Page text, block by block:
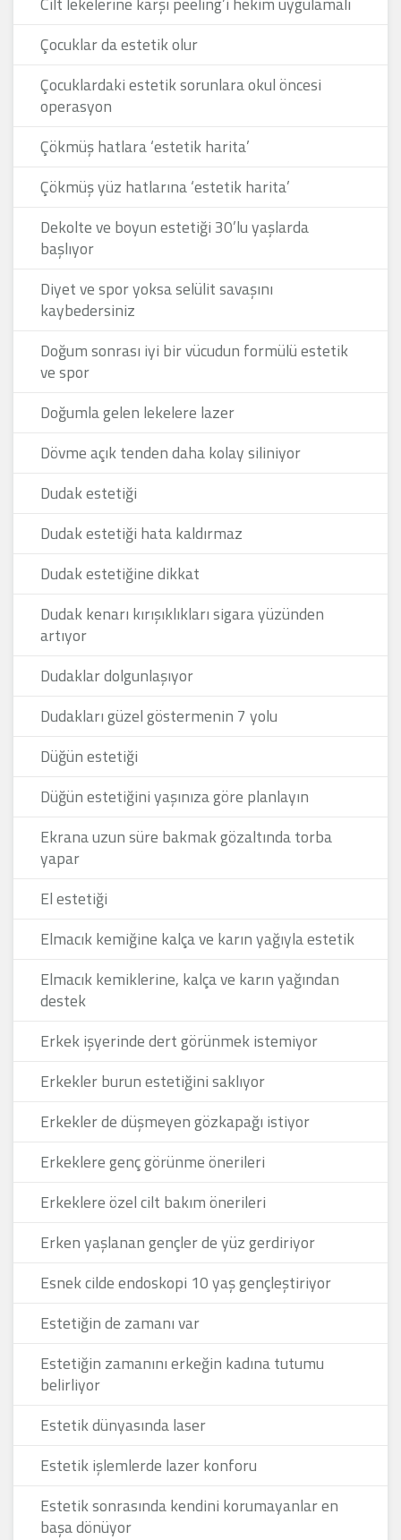
Çocuklar da estetik olur
Çocuklardaki estetik sorunlara okul öncesi
operasyon
Çökmüş hatlara ‘estetik harita’
Çökmüş yüz hatlarına ‘estetik harita’
Dekolte ve boyun estetiği 30’lu yaşlarda
başlıyor
Diyet ve spor yoksa selülit savaşını
kaybedersiniz
Doğum sonrası iyi bir vücudun formülü estetik
ve spor
Doğumla gelen lekelere lazer
Dövme açık tenden daha kolay siliniyor
Dudak estetiği
Dudak estetiği hata kaldırmaz
Dudak estetiğine dikkat
Dudak kenarı kırışıklıkları sigara yüzünden
artıyor
Dudaklar dolgunlaşıyor
Dudakları güzel göstermenin 7 yolu
Düğün estetiği
Düğün estetiğini yaşınıza göre planlayın
Ekrana uzun süre bakmak gözaltında torba
yapar
El estetiği
Elmacık kemiğine kalça ve karın yağıyla estetik
Elmacık kemiklerine, kalça ve karın yağından
destek
Erkek işyerinde dert görünmek istemiyor
Erkekler burun estetiğini saklıyor
Erkekler de düşmeyen gözkapağı istiyor
Erkeklere genç görünme önerileri
Erkeklere özel cilt bakım önerileri
Erken yaşlanan gençler de yüz gerdiriyor
Esnek cilde endoskopi 10 yaş gençleştiriyor
Estetiğin de zamanı var
Estetiğin zamanını erkeğin kadına tutumu
belirliyor
Estetik dünyasında laser
Estetik işlemlerde lazer konforu
Estetik sonrasında kendini korumayanlar en
başa dönüyor